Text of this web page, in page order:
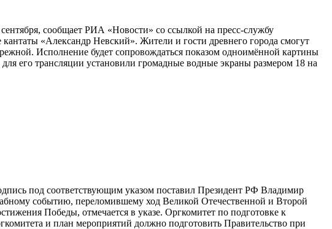
сообщает РИА «Новости» со ссылкой на пресс-службу
«Александр Невский». Жители и гости древнего города смогут
Исполнение будет сопровождаться показом одноимённой картины
его трансляции установили громадные водные экраны размером 18 на
под соответствующим указом поставил Президент РФ Владимир
событию, переломившему ход Великой Отечественной и Второй
Победы, отмечается в указе. Оргкомитет по подготовке к
и план мероприятий должно подготовить Правительство при